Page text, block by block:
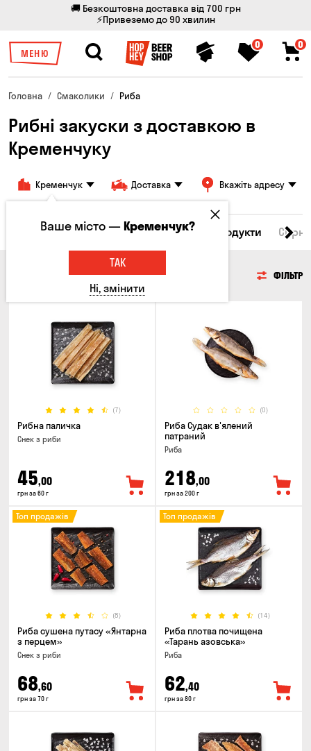
🚚 Безкоштовна доставка від 700 грн
⚡Привеземо до 90 хвилин
МЕНЮ
0 0
Головна Смаколики Риба
Рибні закуски з доставкою в
Кременчуку
Кременчук Доставка Вкажіть адресу
Всі товари М'ясо Риба Морепродукти
ФІЛЬТР
(7)
Рибна паличка
Снек з риби
45,00
грн за 60 г
(0)
Риба Судак в'ялений
патраний
Риба
218,00
грн за 200 г
(8)
Топ продажів
Риба сушена путасу «Янтарна
з перцем»
Снек з риби
68,60
грн за 70 г
(14)
Топ продажів
Риба плотва почищена
«Тарань азовська»
Риба
62,40
грн за 80 г
Ваше місто —Кременчук?
ТАК
Ні, змінити